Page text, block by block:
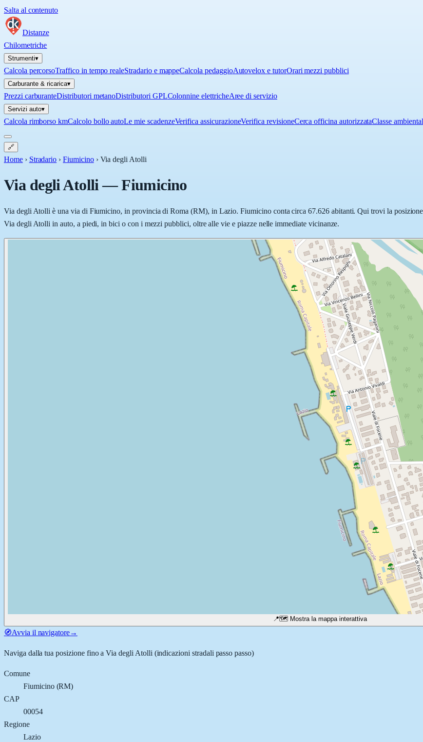
Salta al contenuto
Distanze
Chilometriche
Strumenti▾
Calcola percorsoTraffico in tempo realeStradario e mappeCalcola pedaggioAutovelox e tutorOrari mezzi pubblici
Carburante & ricarica▾
Prezzi carburanteDistributori metanoDistributori GPLColonnine elettricheAree di servizio
Servizi auto▾
Calcola rimborso kmCalcolo bollo autoLe mie scadenzeVerifica assicurazioneVerifica revisioneCerca officina autorizzataClasse
🔗
Home › Stradario › Fiumicino › Via degli Atolli
Via degli Atolli—Fiumicino
Via degli Atolli è una via di Fiumicino, in provincia di Roma (RM), in Lazio. Fiumicino conta circa 67.626 abitanti. Qui trovi la
Via degli Atolli in auto, a piedi, in bici o con i mezzi pubblici, oltre alle vie e piazze nelle immediate vicinanze.
📍🗺️ Mostra la mappa interattiva
🧭Avvia il navigatore→
Naviga dalla tua posizione fino aVia degli Atolli (indicazioni stradali passo passo)
Comune
Fiumicino(RM)
CAP
00054
Regione
Lazio